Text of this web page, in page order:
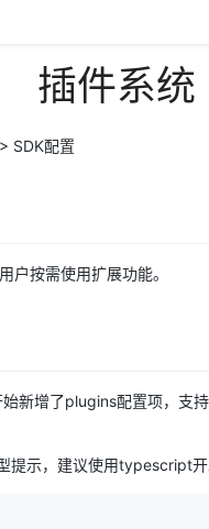
插件系统
> SDK配置
户按需使用扩展功能。
新增了plugins配置项，支
提示，建议使用typescript开